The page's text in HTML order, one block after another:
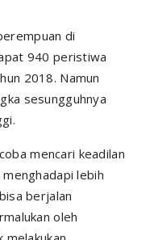
di
940 peristiwa
2018. Namun
sesungguhnya
mencari keadilan
lebih
berjalan
oleh